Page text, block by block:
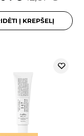
Į KREPŠELĮ